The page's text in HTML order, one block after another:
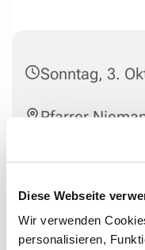
Diese Webseite
Wir verwenden
personalisieren,
Sonntag, 3.
Pfarrer